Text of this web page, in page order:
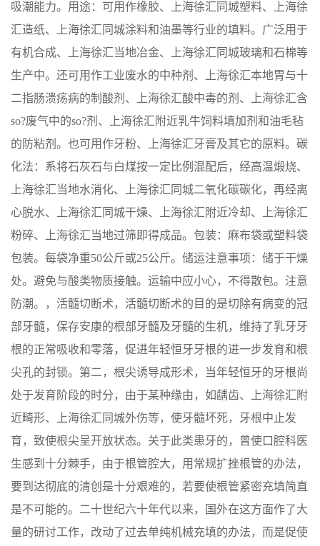
吸潮能力。用途：可用作橡胶、上海徐汇同城塑料、上海徐
汇造纸、上海徐汇同城涂料和油墨等行业的填料。广泛用于
有机合成、上海徐汇当地冶金、上海徐汇同城玻璃和石棉等
生产中。还可用作工业废水的中种剂、上海徐汇本地胃与十
二指肠溃疡病的制酸剂、上海徐汇酸中毒的剂、上海徐汇含
so?废气中的so?剂、上海徐汇附近乳牛饲料填加剂和油毛毡
的防粘剂。也可用作牙粉、上海徐汇牙膏及其它的原料。碳
化法：系将石灰石与白煤按一定比例混配后，经高温煅烧、
上海徐汇当地水消化、上海徐汇同城二氧化碳碳化，再经离
心脱水、上海徐汇同城干燥、上海徐汇附近冷却、上海徐汇
粉碎、上海徐汇当地过筛即得成品。包装：麻布袋或塑料袋
包装。每袋净重50公斤或25公斤。储运注意事项：储于干燥
处。避免与酸类物质接触。运输中应小心，不得散包。注意
防潮。，活髓切断术，活髓切断术的目的是切除有病变的冠
部牙髓，保存安康的根部牙髓及牙髓的生机，维持了乳牙牙
根的正常吸收和零落，促进年轻恒牙牙根的进一步发育和根
尖孔的封锁。第二，根尖诱导成形术，当年轻恒牙的牙根尚
处于发育阶段的时分，由于某种缘由，如龋齿、上海徐汇附
近畸形、上海徐汇同城外伤等，使牙髓坏死，牙根中止发
育，致使根尖呈开放状态。关于此类患牙的，曾使口腔科医
生感到十分棘手，由于根管腔大，用常规扩挫根管的办法，
要到达彻底的清创是十分艰难的，若要使根管紧密充填简直
是不可能的。二十世纪六十年代以来，国外在这方面作了大
量的研讨工作，改动了过去单纯机械充填的办法，而是促使